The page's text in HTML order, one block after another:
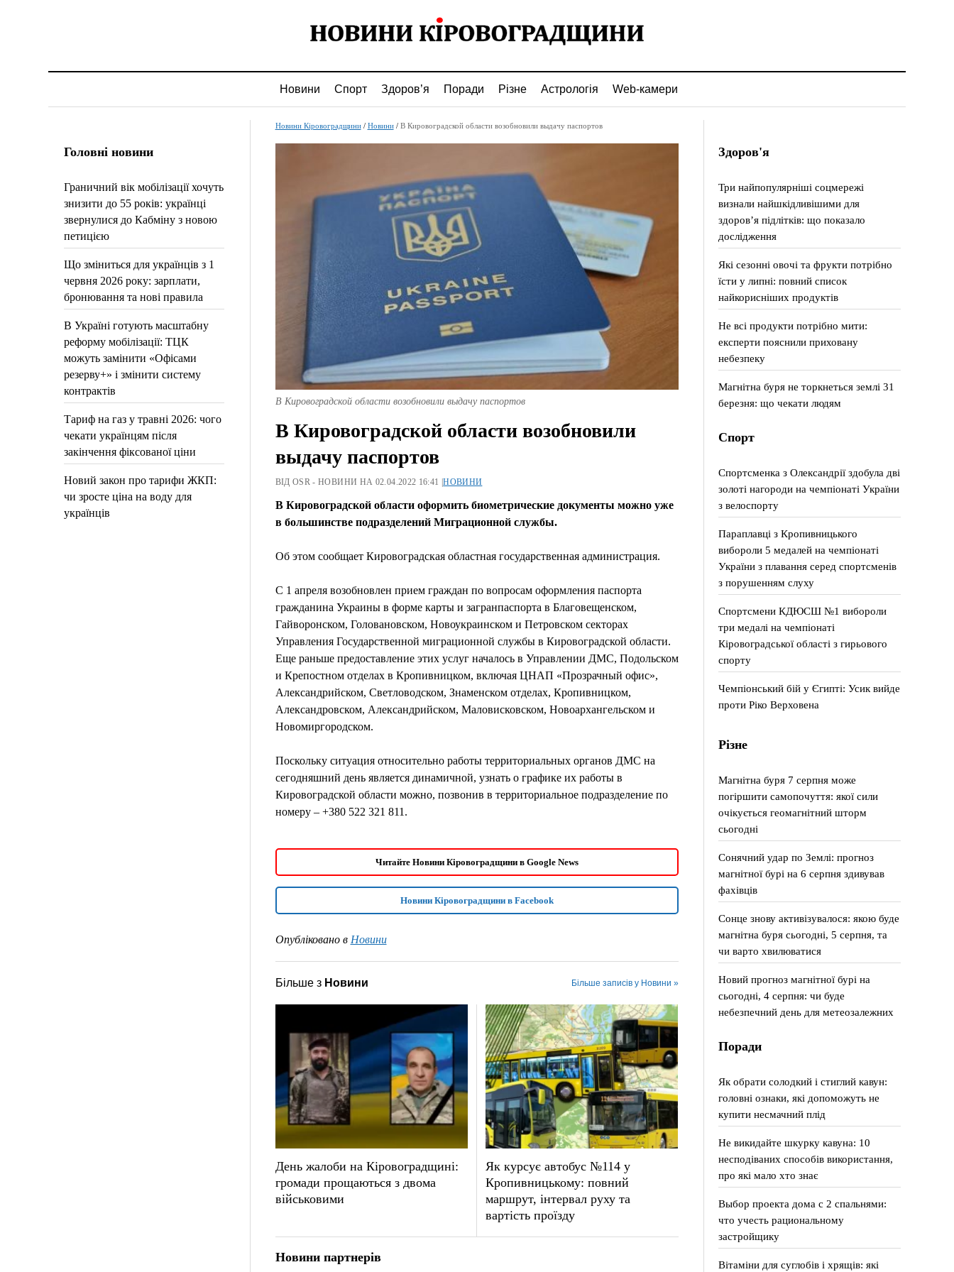
Новини Спорт Здоров’я Поради Різне Астрологія Web-камери
Головні новини
Граничний вік мобілізації хочуть
знизити до 55 років: українці
звернулися до Кабміну з новою
петицією
Що зміниться для українців з 1
червня 2026 року: зарплати,
бронювання та нові правила
В Україні готують масштабну
реформу мобілізації: ТЦК
можуть замінити «Офісами
резерву+» і змінити систему
контрактів
Тариф на газ у травні 2026: чого
чекати українцям після
закінчення фіксованої ціни
Новий закон про тарифи ЖКП:
чи зросте ціна на воду для
українців
Новини Кіровоградщини/ Новини/ В Кировоградской области возобновили выдачу паспортов
В Кировоградской области возобновили выдачу паспортов
В Кировоградской области возобновили
выдачу паспортов
ВІД OSR - НОВИНИ НА 02.04.2022 16:41 |НОВИНИ
В Кировоградской области оформить биометрические документы можно уже
в большинстве подразделений Миграционной службы.
Об этом сообщает Кировоградская областная государственная администрация.
С 1 апреля возобновлен прием граждан по вопросам оформления паспорта
гражданина Украины в форме карты и загранпаспорта в Благовещенском,
Гайворонском, Головановском, Новоукраинском и Петровском секторах
Управления Государственной миграционной службы в Кировоградской области.
Еще раньше предоставление этих услуг началось в Управлении ДМС, Подольском
и Крепостном отделах в Кропивницком, включая ЦНАП «Прозрачный офис»,
Александрийском, Светловодском, Знаменском отделах, Кропивницком,
Александровском, Александрийском, Маловисковском, Новоархангельском и
Новомиргородском.
Поскольку ситуация относительно работы территориальных органов ДМС на
сегодняшний день является динамичной, узнать о графике их работы в
Кировоградской области можно, позвонив в территориальное подразделение по
номеру – +380 522 321 811.
Читайте Новини Кіровоградщини в Google News
Новини Кіровоградщини в Facebook
Опубліковано в Новини
Більше з Новини Більше записів у Новини »
День жалоби на Кіровоградщині:
громади прощаються з двома
військовими
Як курсує автобус №114 у
Кропивницькому: повний
маршрут, інтервал руху та
вартість проїзду
Новини партнерів
Здоров'я
Три найпопулярніші соцмережі
визнали найшкідливішими для
здоров’я підлітків: що показало
дослідження
Які сезонні овочі та фрукти потрібно
їсти у липні: повний список
найкорисніших продуктів
Не всі продукти потрібно мити:
експерти пояснили приховану
небезпеку
Магнітна буря не торкнеться землі 31
березня: що чекати людям
Спорт
Спортсменка з Олександрії здобула дві
золоті нагороди на чемпіонаті України
з велоспорту
Параплавці з Кропивницького
вибороли 5 медалей на чемпіонаті
України з плавання серед спортсменів
з порушенням слуху
Спортсмени КДЮСШ №1 вибороли
три медалі на чемпіонаті
Кіровоградської області з гирьового
спорту
Чемпіонський бій у Єгипті: Усик вийде
проти Ріко Верховена
Різне
Магнітна буря 7 серпня може
погіршити самопочуття: якої сили
очікується геомагнітний шторм
сьогодні
Сонячний удар по Землі: прогноз
магнітної бурі на 6 серпня здивував
фахівців
Сонце знову активізувалося: якою буде
магнітна буря сьогодні, 5 серпня, та
чи варто хвилюватися
Новий прогноз магнітної бурі на
сьогодні, 4 серпня: чи буде
небезпечний день для метеозалежних
Поради
Як обрати солодкий і стиглий кавун:
головні ознаки, які допоможуть не
купити несмачний плід
Не викидайте шкурку кавуна: 10
несподіваних способів використання,
про які мало хто знає
Выбор проекта дома с 2 спальнями:
что учесть рациональному
застройщику
Вітаміни для суглобів і хрящів: які